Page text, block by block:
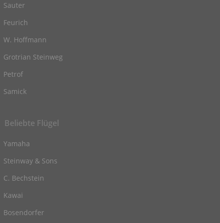
Sauter
Feurich
W. Hoffmann
Grotrian Steinweg
Petrof
Samick
Beliebte Flügel
Yamaha
Steinway & Sons
C. Bechstein
Kawai
Bosendorfer